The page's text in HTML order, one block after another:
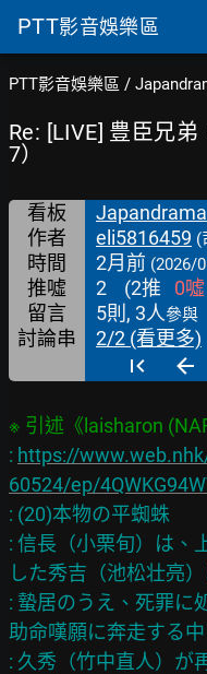
PTT影音娛樂區
PTT影音娛樂區 /
Re: [LIVE] 豊臣兄
7）
看板 Japandrama
作者 eli5816459 (
時間 2月前 (2026/
推噓 2 (2推 0噓
留言
5則, 3人參與
討論串 2/2 (看更多)
: https://
60524/ep/
: (20)本物の平蜘蛛
: 信長（小栗旬）は、
した秀吉（池松壮亮）
: 蟄居のうえ、死罪に
助命嘆願に奔走する
: 久秀（竹中直人）が